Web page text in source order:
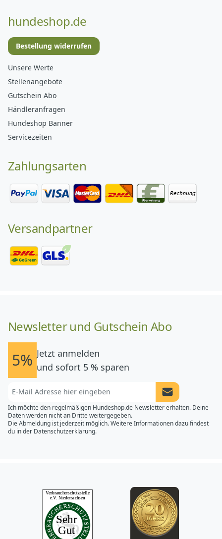
hundeshop.de
Bestellung widerrufen
Unsere Werte
Stellenangebote
Gutschein Abo
Händleranfragen
Hundeshop Banner
Servicezeiten
Zahlungsarten
Versandpartner
Newsletter und Gutschein Abo
5% Jetzt anmelden
und sofort 5 % sparen
Newsletter
Ich möchte den regelmäßigen Hundeshop.de Newsletter erhalten. Deine
Daten werden nicht an Dritte weitergegeben.
Die Abmeldung ist jederzeit möglich. Weitere Informationen dazu findest
du in der Datenschutzerklärung.